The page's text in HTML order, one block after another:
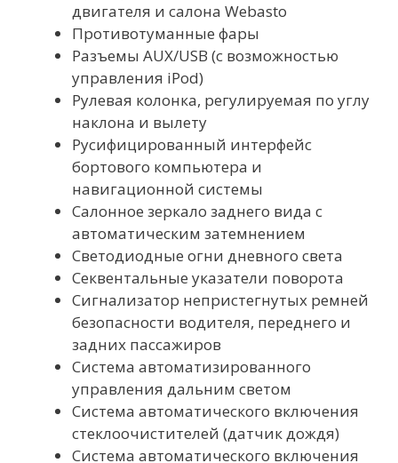
двигателя и салона Webasto
Противотуманные фары
Разъемы AUX/USB (с возможностью
управления iPod)
Рулевая колонка, регулируемая по углу
наклона и вылету
Русифицированный интерфейс
бортового компьютера и
навигационной системы
Салонное зеркало заднего вида с
автоматическим затемнением
Светодиодные огни дневного света
Секвентальные указатели поворота
Сигнализатор непристегнутых ремней
безопасности водителя, переднего и
задних пассажиров
Система автоматизированного
управления дальним светом
Система автоматического включения
стеклоочистителей (датчик дождя)
Система автоматического включения